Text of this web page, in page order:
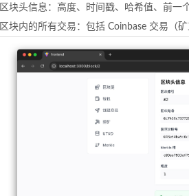
区块头信息：高度、时间戳、哈希值、前一
区块内的所有交易：包括 Coinbase 交易（